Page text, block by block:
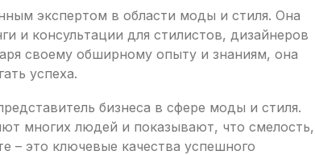
экспертом в области моды и стиля. Она
и консультации для стилистов, дизайнеров
своему обширному опыту и знаниям, она
успеха.
бизнеса в сфере моды и стиля.
многих людей и показывают, что смелость,
– это ключевые качества успешного